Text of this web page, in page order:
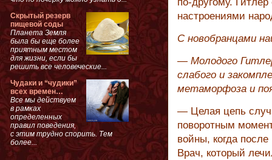
по-другому.
настроениями
С новобранцами
— Молодого
слабого и
метаморфоза и
— Целая цепь
поворотным
войны, когда после
Врач, который
Скрытый резерв
пищевой соды
Планета Земля
была бы еще более
приятным местом
для жизни, если бы
решить все человеческие...
Чудаки и “чудики”
всех времен…
Все мы действуем
в рамках
определенных
правил поведения,
с этим трудно спорить. Тем
более...